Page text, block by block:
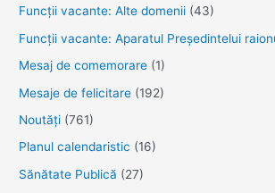
Funcţii vacante: Alte domenii (43)
Funcții vacante: Aparatul Președintelui
Mesaj de comemorare (1)
Mesaje de felicitare (192)
Noutăţi (761)
Planul calendaristic (16)
Sănătate Publică (27)